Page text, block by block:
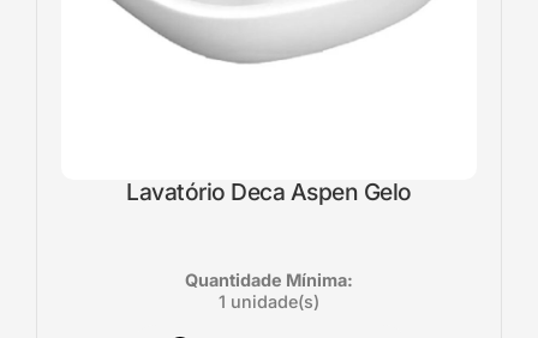
Lavatório Deca Aspen Gelo
Quantidade Mínima:
1 unidade(s)